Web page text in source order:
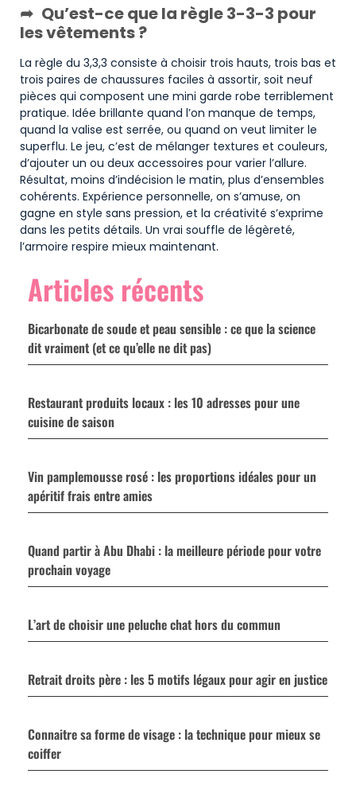
Qu’est-ce que la règle 3-3-3 pour
les vêtements ?
La règle du 3,3,3 consiste à choisir trois hauts, trois bas et
trois paires de chaussures faciles à assortir, soit neuf
pièces qui composent une mini garde robe terriblement
pratique. Idée brillante quand l’on manque de temps,
quand la valise est serrée, ou quand on veut limiter le
superflu. Le jeu, c’est de mélanger textures et couleurs,
d’ajouter un ou deux accessoires pour varier l’allure.
Résultat, moins d’indécision le matin, plus d’ensembles
cohérents. Expérience personnelle, on s’amuse, on
gagne en style sans pression, et la créativité s’exprime
dans les petits détails. Un vrai souffle de légèreté,
l’armoire respire mieux maintenant.
Articles récents
Bicarbonate de soude et peau sensible : ce que la science
dit vraiment (et ce qu’elle ne dit pas)
Restaurant produits locaux : les 10 adresses pour une
cuisine de saison
Vin pamplemousse rosé : les proportions idéales pour un
apéritif frais entre amies
Quand partir à Abu Dhabi : la meilleure période pour votre
prochain voyage
L’art de choisir une peluche chat hors du commun
Retrait droits père : les 5 motifs légaux pour agir en justice
Connaitre sa forme de visage : la technique pour mieux se
coiffer